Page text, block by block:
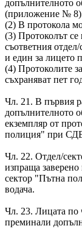
допълнителното
(приложение №
(2) В протокола
(3) Протоколът се
съответния
и един за лицето
(4) Протоколите
съхраняват пет
Чл. 21. В първия
допълнителното
екземпляр от
полиция" при
Чл. 22. Отдел/
изпраща заверено
сектор "Пътна
водача.
Чл. 23. Лицата по
преминали